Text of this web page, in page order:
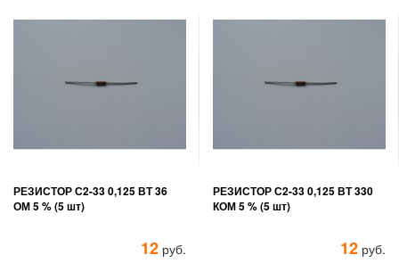
РЕЗИСТОР С2-33 0,125 ВТ 36
ОМ 5 % (5 шт)
12 руб.
РЕЗИСТОР С2-33 0,125 ВТ 330
КОМ 5 % (5 шт)
12 руб.